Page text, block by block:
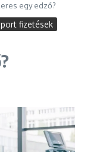
egy edző?
fizetések